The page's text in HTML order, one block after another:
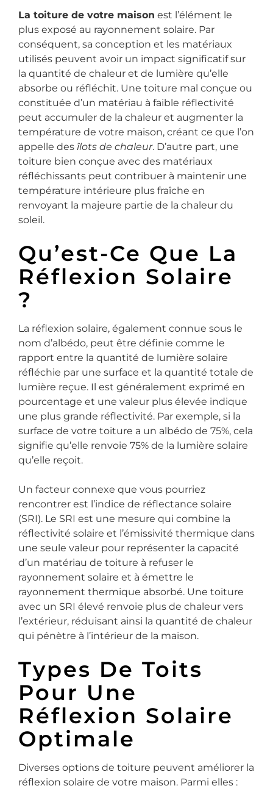
La toiture de votre maison est l’élément le
plus exposé au rayonnement solaire. Par
conséquent, sa conception et les matériaux
utilisés peuvent avoir un impact significatif sur
la quantité de chaleur et de lumière qu’elle
absorbe ou réfléchit. Une toiture mal conçue ou
constituée d’un matériau à faible réflectivité
peut accumuler de la chaleur et augmenter la
température de votre maison, créant ce que l’on
appelle des îlots de chaleur. D’autre part, une
toiture bien conçue avec des matériaux
réfléchissants peut contribuer à maintenir une
température intérieure plus fraîche en
renvoyant la majeure partie de la chaleur du
soleil.
Qu’est-Ce Que La
Réflexion Solaire
?
La réflexion solaire, également connue sous le
nom d’albédo, peut être définie comme le
rapport entre la quantité de lumière solaire
réfléchie par une surface et la quantité totale de
lumière reçue. Il est généralement exprimé en
pourcentage et une valeur plus élevée indique
une plus grande réflectivité. Par exemple, si la
surface de votre toiture a un albédo de 75%, cela
signifie qu’elle renvoie 75% de la lumière solaire
qu’elle reçoit.
Un facteur connexe que vous pourriez
rencontrer est l’indice de réflectance solaire
(SRI). Le SRI est une mesure qui combine la
réflectivité solaire et l’émissivité thermique dans
une seule valeur pour représenter la capacité
d’un matériau de toiture à refuser le
rayonnement solaire et à émettre le
rayonnement thermique absorbé. Une toiture
avec un SRI élevé renvoie plus de chaleur vers
l’extérieur, réduisant ainsi la quantité de chaleur
qui pénètre à l’intérieur de la maison.
Types De Toits
Pour Une
Réflexion Solaire
Optimale
Diverses options de toiture peuvent améliorer la
réflexion solaire de votre maison. Parmi elles :